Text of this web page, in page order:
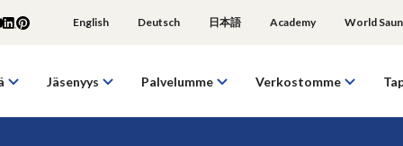
English Deutsch 日本語 Academy World
Jäsenyys Palvelumme Verkostomme